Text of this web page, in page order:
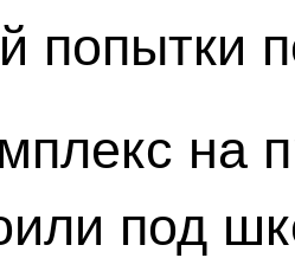
попытки
на
под